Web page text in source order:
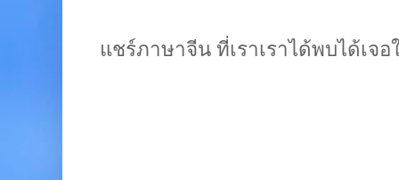
แชร์ภาษาจีน ที่เราเราได้พบได้เจ